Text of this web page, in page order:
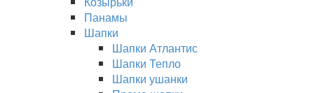
Панамы
Шапки
Шапки Атлантис
Шапки Тепло
Шапки ушанки